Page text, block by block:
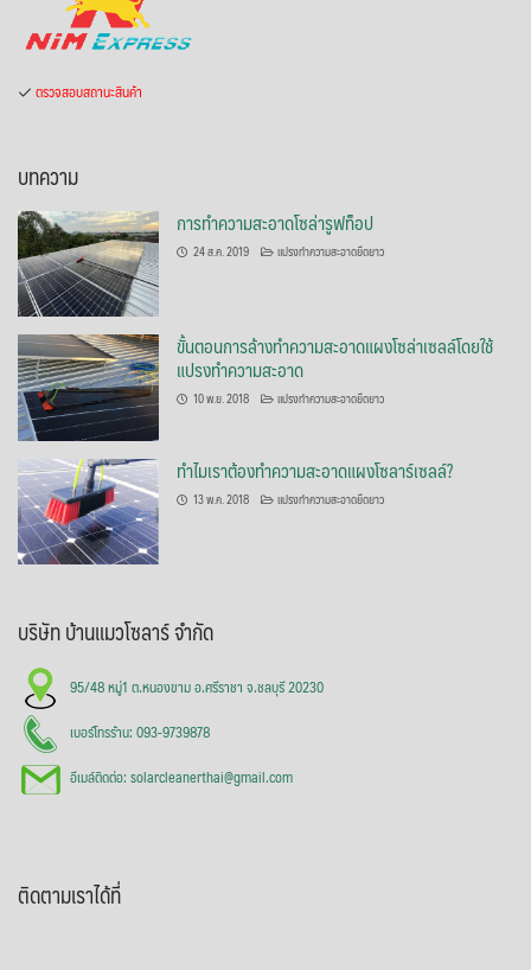
ตรวจสอบสถานะสินค้า
บทความ
การทำความสะอาดโซล่ารูฟท็อป
24 ส.ค. 2019 แปรงทำความสะอาดยืดยาว
ขั้นตอนการล้างทำความสะอาดแผงโซล่าเซลล์โดยใช้
แปรงทำความสะอาด
10 พ.ย. 2018 แปรงทำความสะอาดยืดยาว
ทำไมเราต้องทำความสะอาดแผงโซลาร์เซลล์?
13 พ.ค. 2018 แปรงทำความสะอาดยืดยาว
บริษัท บ้านแมวโซลาร์ จำกัด
95/48 หมู่1 ต.หนองขาม อ.ศรีราชา จ.ชลบุรี 20230
เบอร์โทรร้าน: 093-9739878
อีเมล์ติดต่อ: solarcleanerthai@gmail.com
ติดตามเราได้ที่